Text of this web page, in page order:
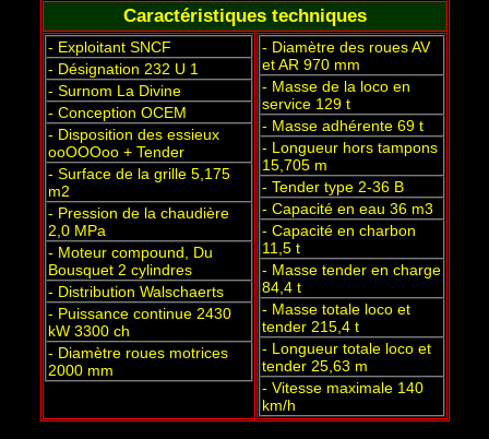
Caractéristiques techniques
- Exploitant SNCF
- Désignation 232 U 1
- Surnom La Divine
- Conception OCEM
- Disposition des essieux
ooOOOoo + Tender
- Surface de la grille 5,175
m2
- Pression de la chaudière
2,0 MPa
- Moteur compound, Du
Bousquet 2 cylindres
- Distribution Walschaerts
- Puissance continue 2430
kW 3300 ch
- Diamètre roues motrices
2000 mm
- Diamètre des roues AV
et AR 970 mm
- Masse de la loco en
service 129 t
- Masse adhérente 69 t
- Longueur hors tampons
15,705 m
- Tender type 2-36 B
- Capacité en eau 36 m3
- Capacité en charbon
11,5 t
- Masse tender en charge
84,4 t
- Masse totale loco et
tender 215,4 t
- Longueur totale loco et
tender 25,63 m
- Vitesse maximale 140
km/h